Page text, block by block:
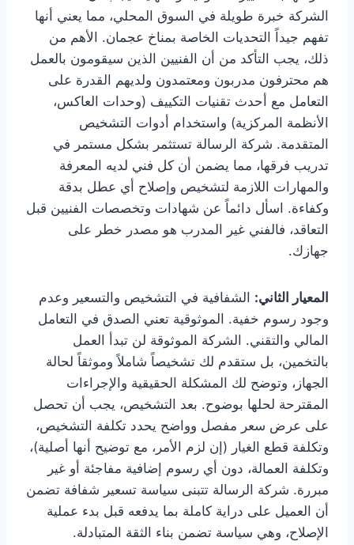
الشركة خبرة طويلة في السوق المحلي، مما يعني أنها
تفهم جيداً التحديات الخاصة بمناخ عجمان. الأهم من
ذلك، يجب التأكد من أن الفنيين الذين سيقومون بالعمل
هم محترفون مدربون ومعتمدون ولديهم القدرة على
التعامل مع أحدث تقنيات التكييف (وحدات العاكس،
الأنظمة المركزية) واستخدام أدوات التشخيص
المتقدمة. شركة الرسالة تستثمر بشكل مستمر في
تدريب فرقها، مما يضمن أن كل فني لديه المعرفة
والمهارات اللازمة لتشخيص وإصلاح أي عطل بدقة
وكفاءة. اسأل دائماً عن شهادات وتخصصات الفنيين قبل
التعاقد، فالفني غير المدرب هو مصدر خطر على
جهازك.
المعيار الثاني: الشفافية في التشخيص والتسعير وعدم
وجود رسوم خفية. الموثوقية تعني الصدق في التعامل
المالي والتقني. الشركة الموثوقة لن تبدأ العمل
بالتخمين، بل ستقدم لك تشخيصاً شاملاً وموثقاً لحالة
الجهاز، وتوضح لك المشكلة الحقيقية والإجراءات
المقترحة لحلها بوضوح. بعد التشخيص، يجب أن تحصل
على عرض سعر مفصل وواضح يحدد تكلفة التشخيص،
وتكلفة قطع الغيار (إن لزم الأمر، مع توضيح أنها أصلية)،
وتكلفة العمالة، دون أي رسوم إضافية مفاجئة أو غير
مبررة. شركة الرسالة تتبنى سياسة تسعير شفافة تضمن
أن العميل على دراية كاملة بما يدفعه قبل بدء عملية
الإصلاح، وهي سياسة تضمن بناء الثقة المتبادلة.